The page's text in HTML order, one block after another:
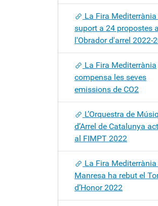
La Fira
suport a 24 propostes
l'Obrador d'arrel 2022-
La Fira Mediterrània
compensa les seves
emissions de CO2
L’Orquestra de
d’Arrel de Catalunya
al FIMPT 2022
La Fira Mediterrània
Manresa ha rebut el
d’Honor 2022